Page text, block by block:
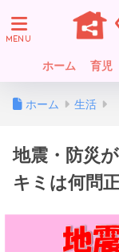
ホーム 育児
ホーム 生活
地震・防災
キミは何問